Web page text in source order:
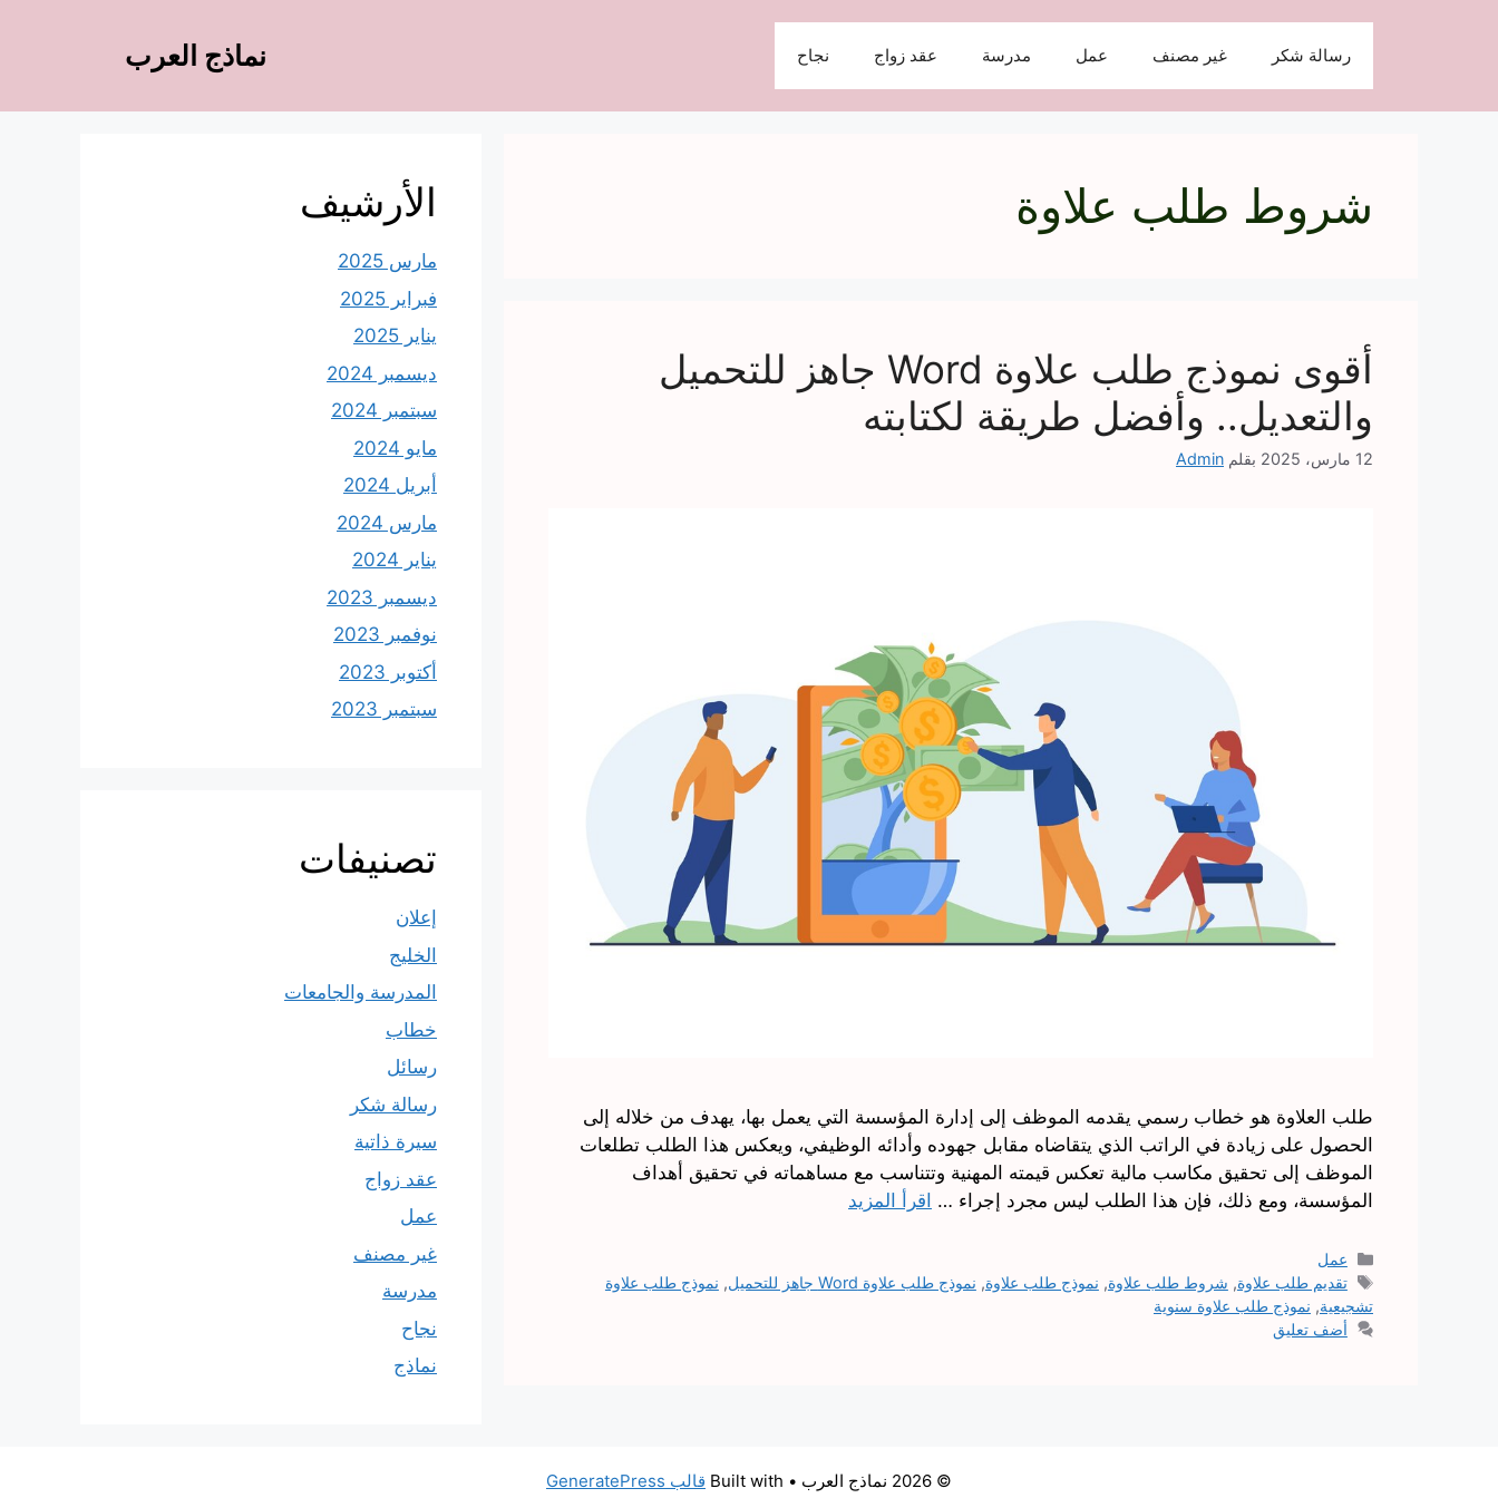
نماذج العرب رسالة شكر غير مصنف عمل مدرسة عقد زواج نجاح
شروط طلب علاوة
أقوى نموذج طلب علاوة Word جاهز للتحميل
والتعديل.. وأفضل طريقة لكتابته
12 مارس، 2025 بقلم Admin
طلب العلاوة هو خطاب رسمي يقدمه الموظف إلى إدارة المؤسسة التي يعمل بها، يهدف من خلاله إلى
الحصول على زيادة في الراتب الذي يتقاضاه مقابل جهوده وأدائه الوظيفي، ويعكس هذا الطلب تطلعات
الموظف إلى تحقيق مكاسب مالية تعكس قيمته المهنية وتتناسب مع مساهماته في تحقيق أهداف
المؤسسة، ومع ذلك، فإن هذا الطلب ليس مجرد إجراء … اقرأ المزيد
التصنيفات
عمل
الوسوم
تقديم طلب علاوة, شروط طلب علاوة, نموذج طلب علاوة, نموذج طلب علاوة Word جاهز للتحميل , نموذج طلب علاوة
تشجيعية, نموذج طلب علاوة سنوية
أضف تعليق
الأرشيف
مارس 2025
فبراير 2025
يناير 2025
ديسمبر 2024
سبتمبر 2024
مايو 2024
أبريل 2024
مارس 2024
يناير 2024
ديسمبر 2023
نوفمبر 2023
أكتوبر 2023
سبتمبر 2023
تصنيفات
إعلان
الخليج
المدرسة والجامعات
خطاب
رسائل
رسالة شكر
سيرة ذاتية
عقد زواج
عمل
غير مصنف
مدرسة
نجاح
نماذج
© 2026 نماذج العرب • Built with قالب GeneratePress